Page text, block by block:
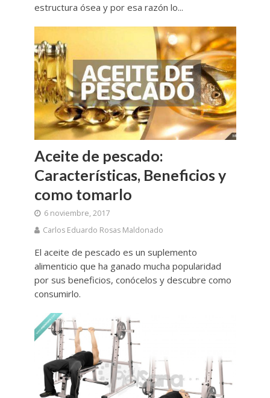
estructura ósea y por esa razón lo...
Aceite de pescado:
Características, Beneficios y
como tomarlo
6 noviembre, 2017
Carlos Eduardo Rosas Maldonado
El aceite de pescado es un suplemento
alimenticio que ha ganado mucha popularidad
por sus beneficios, conócelos y descubre como
consumirlo.